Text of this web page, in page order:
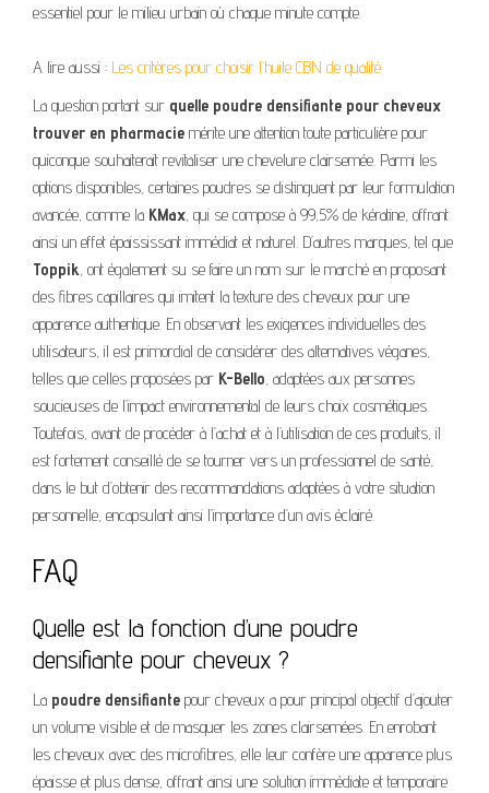
essentiel pour le milieu urbain où chaque minute compte.
A lire aussi : Les critères pour choisir l’huile CBN de qualité
La question portant sur quelle poudre densifiante pour cheveux
trouver en pharmacie mérite une attention toute particulière pour
quiconque souhaiterait revitaliser une chevelure clairsemée. Parmi les
options disponibles, certaines poudres se distinguent par leur formulation
avancée, comme la KMax, qui se compose à 99,5% de kératine, offrant
ainsi un effet épaississant immédiat et naturel. D’autres marques, tel que
Toppik, ont également su se faire un nom sur le marché en proposant
des fibres capillaires qui imitent la texture des cheveux pour une
apparence authentique. En observant les exigences individuelles des
utilisateurs, il est primordial de considérer des alternatives véganes,
telles que celles proposées par K-Bello, adaptées aux personnes
soucieuses de l’impact environnemental de leurs choix cosmétiques.
Toutefois, avant de procéder à l’achat et à l’utilisation de ces produits, il
est fortement conseillé de se tourner vers un professionnel de santé,
dans le but d’obtenir des recommandations adaptées à votre situation
personnelle, encapsulant ainsi l’importance d’un avis éclairé.
FAQ
Quelle est la fonction d’une poudre
densifiante pour cheveux ?
La poudre densifiante pour cheveux a pour principal objectif d’ajouter
un volume visible et de masquer les zones clairsemées. En enrobant
les cheveux avec des microfibres, elle leur confère une apparence plus
épaisse et plus dense, offrant ainsi une solution immédiate et temporaire